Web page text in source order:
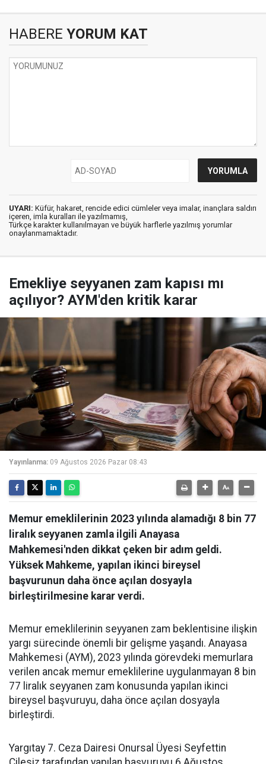
HABERE YORUM KAT
UYARI: Küfür, hakaret, rencide edici cümleler veya imalar, inançlara saldırı
içeren, imla kuralları ile yazılmamış,
Türkçe karakter kullanılmayan ve büyük harflerle yazılmış yorumlar
onaylanmamaktadır.
Emekliye seyyanen zam kapısı mı
açılıyor? AYM'den kritik karar
Yayınlanma: 09 Ağustos 2026 Pazar 08:43
Memur emeklilerinin 2023 yılında alamadığı 8 bin 77
liralık seyyanen zamla ilgili Anayasa
Mahkemesi'nden dikkat çeken bir adım geldi.
Yüksek Mahkeme, yapılan ikinci bireysel
başvurunun daha önce açılan dosyayla
birleştirilmesine karar verdi.
Memur emeklilerinin seyyanen zam beklentisine ilişkin
yargı sürecinde önemli bir gelişme yaşandı. Anayasa
Mahkemesi (AYM), 2023 yılında görevdeki memurlara
verilen ancak memur emeklilerine uygulanmayan 8 bin
77 liralık seyyanen zam konusunda yapılan ikinci
bireysel başvuruyu, daha önce açılan dosyayla
birleştirdi.
Yargıtay 7. Ceza Dairesi Onursal Üyesi Seyfettin